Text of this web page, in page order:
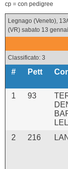
cp = con pedigree
Legnago (Veneto),
(VR) sabato 13
Classificato: 3
# Pett
1 93
2 216